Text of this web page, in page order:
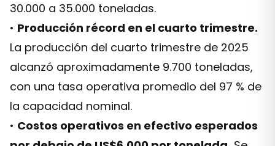
30.000 a 35.000 toneladas.
• Producción récord en el cuarto trimestre.
La producción del cuarto trimestre de 2025
alcanzó aproximadamente 9.700 toneladas,
con una tasa operativa promedio del 97 % de
la capacidad nominal.
• Costos operativos en efectivo esperados